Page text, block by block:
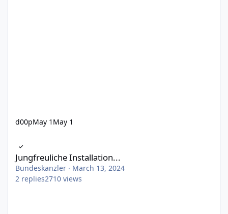
d00pMay 1 May 1
Jungfreuliche Installation...
Bundeskanzler · March 13, 2024
2 replies2710 views